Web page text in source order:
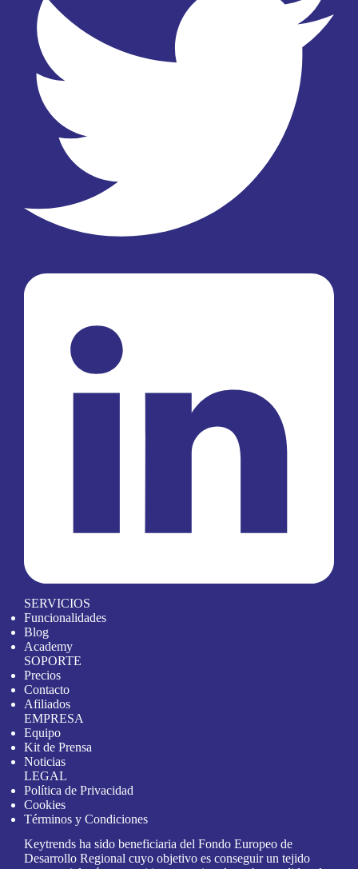
SERVICIOS
Funcionalidades
Blog
Academy
SOPORTE
Precios
Contacto
Afiliados
EMPRESA
Equipo
Kit de Prensa
Noticias
LEGAL
Política de Privacidad
Cookies
Términos y Condiciones
Keytrends ha sido beneficiaria del Fondo Europeo de
Desarrollo Regional cuyo objetivo es conseguir un tejido